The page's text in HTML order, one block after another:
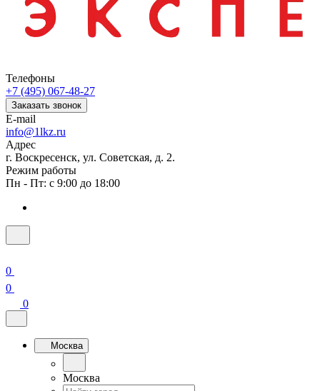
Телефоны
+7 (495) 067-48-27
Заказать звонок
E-mail
info@1lkz.ru
Адрес
г. Воскресенск, ул. Советская, д. 2.
Режим работы
Пн - Пт: с 9:00 до 18:00
0
0
0
Москва
Москва